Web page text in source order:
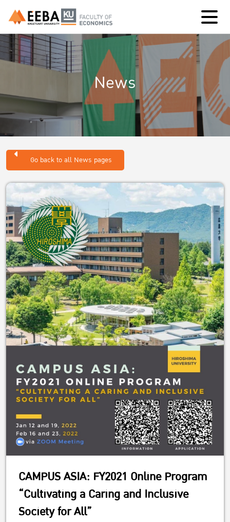
News
Go back to all News pages
CAMPUS ASIA: FY2021 Online Program
“Cultivating a Caring and Inclusive
Society for All”